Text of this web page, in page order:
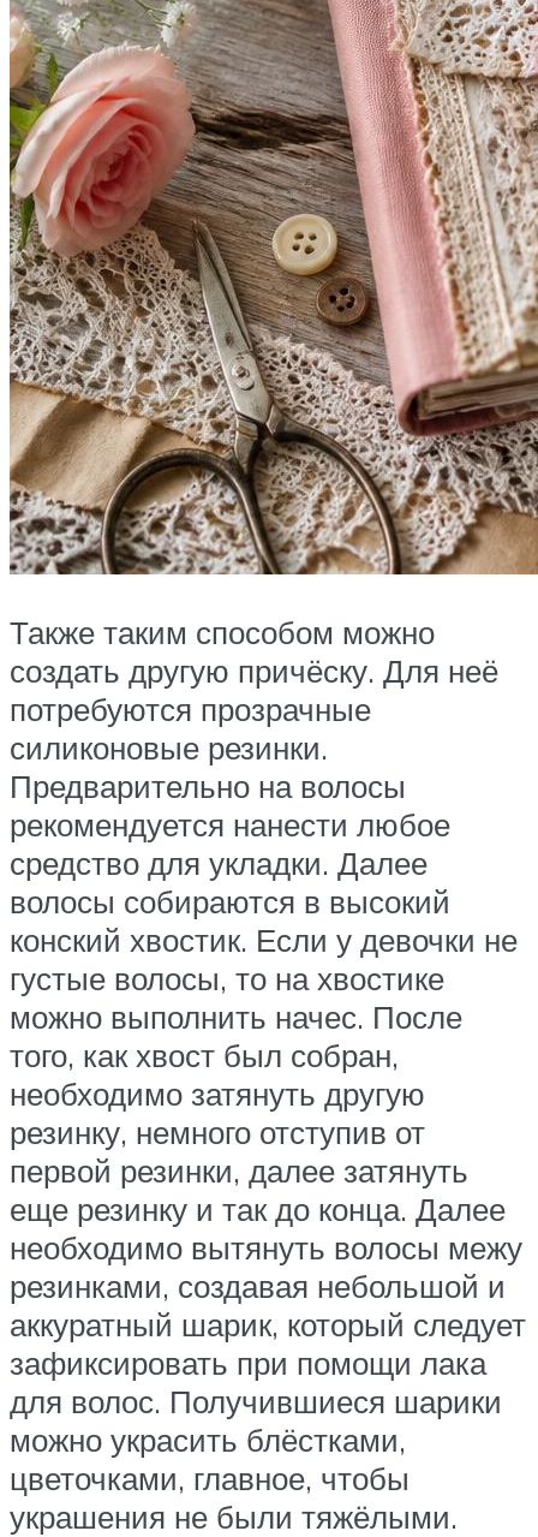
Также таким способом можно
создать другую причёску. Для неё
потребуются прозрачные
силиконовые резинки.
Предварительно на волосы
рекомендуется нанести любое
средство для укладки. Далее
волосы собираются в высокий
конский хвостик. Если у девочки не
густые волосы, то на хвостике
можно выполнить начес. После
того, как хвост был собран,
необходимо затянуть другую
резинку, немного отступив от
первой резинки, далее затянуть
еще резинку и так до конца. Далее
необходимо вытянуть волосы межу
резинками, создавая небольшой и
аккуратный шарик, который следует
зафиксировать при помощи лака
для волос. Получившиеся шарики
можно украсить блёстками,
цветочками, главное, чтобы
украшения не были тяжёлыми.